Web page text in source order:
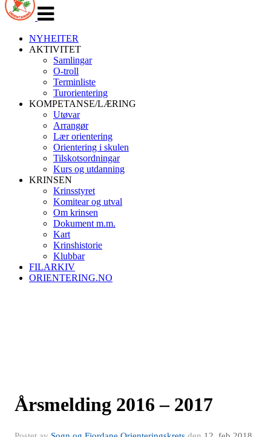
navigasjon
NYHEITER
AKTIVITET
Samlingar
O-troll
Terminliste
Turorientering
KOMPETANSE/LÆRING
Utøvar
Arrangør
Lær orientering
Orientering i skulen
Tilskotsordningar
Kurs og utdanning
KRINSEN
Krinsstyret
Komitear og utval
Om krinsen
Dokument m.m.
Kart
Krinshistorie
Klubbar
FILARKIV
ORIENTERING.NO
Årsmelding 2016 – 2017